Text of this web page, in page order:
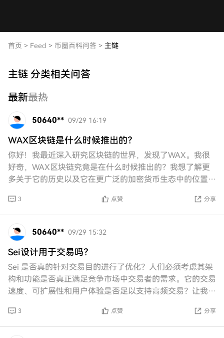
首页 > Feed > 币圈百科问答 > 主链
主链 分类相关问答
最新最热
50640** 09/29 16:19
WAX区块链是什么时候推出的？
你好！我最近深入研究区块链的世界，发现了WAX。我很
好奇，WAX区块链究竟是在什么时候推出的？我想了解更
多关于它的历史以及它在更广泛的加密货币生态中的位置。
3 点赞 分享
50640** 09/29 15:32
Sei设计用于交易吗？
Sei 是否真的针对交易目的进行了优化？人们必须考虑其架
构和功能是否真正满足竞争市场中交易者的需求。它的交易
速度、可扩展性和用户体验是否足以支持高频交易？让我们
3 点赞 分享